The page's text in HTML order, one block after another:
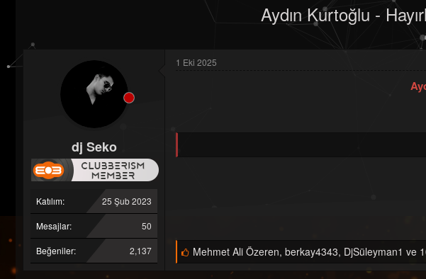
Aydın Kurtoğlu -
dj Seko
Katılım 25 Şub 2023
Mesajlar 50
Beğeniler 2,137
1 Eki 2025
B
Mehmet Ali Özeren, berkay4343, DjSüleyman1 ve